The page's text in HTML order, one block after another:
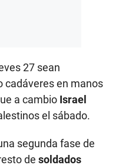
27 sean
cadáveres en manos
a cambio Israel
el sábado.
segunda fase de
de soldados